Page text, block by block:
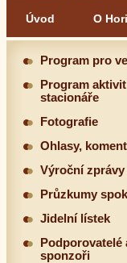
Úvod O
Program pro
Program aktivit
stacionáře
Fotografie
Ohlasy,
Výroční zprávy
Průzkumy
Jidelní lístek
Podporovatelé
sponzoři